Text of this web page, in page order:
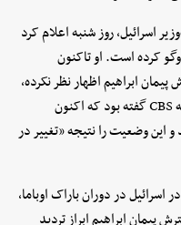
اسرائیل، روز شنبه اعلام کرد
کرده است. او تاکنون
ابراهیم اظهار نظر نکرده،
اما اوایل ماه جاری در برنامه «۶۰ دقیقه» شبکه CBS گفته بود که اکنون
این وضعیت را نتیجه «تغییر در
در دوران باراک اوباما،
پیمان ابراهیم ابراز تردید